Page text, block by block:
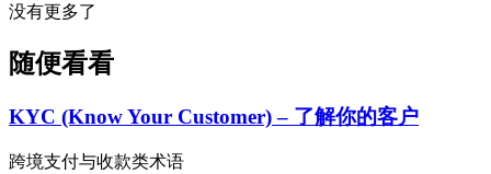
没有更多了
随便看看
KYC (Know Your Customer) – 了解你的客户
跨境支付与收款类术语